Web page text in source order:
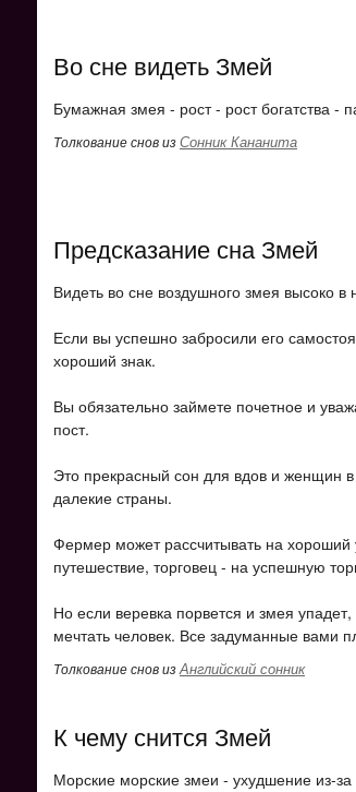
Во сне видеть Змей
Бумажная змея - рост - рост богатства -
Толкование снов изСонник Кананита
Предсказание сна Змей
Видеть во сне воздушного змея высоко
Если вы успешно забросили его
хороший знак.
Вы обязательно займете почетное и
пост.
Это прекрасный сон для вдов и женщин
далекие страны.
Фермер может рассчитывать на
путешествие, торговец - на успешную
Но если веревка порвется и змея
мечтать человек. Все задуманные вами
Толкование снов изАнглийский сонник
К чему снится Змей
Морские морские змеи - ухудшение из-за